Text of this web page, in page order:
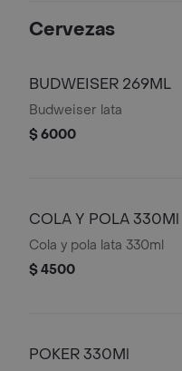
Cervezas
BUDWEISER 269ML
Budweiser lata
$ 6000
COLA Y POLA 330Ml
Cola y pola lata 330ml
$ 4500
POKER 330Ml